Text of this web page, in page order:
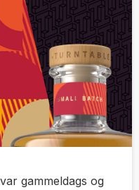
gammeldags og